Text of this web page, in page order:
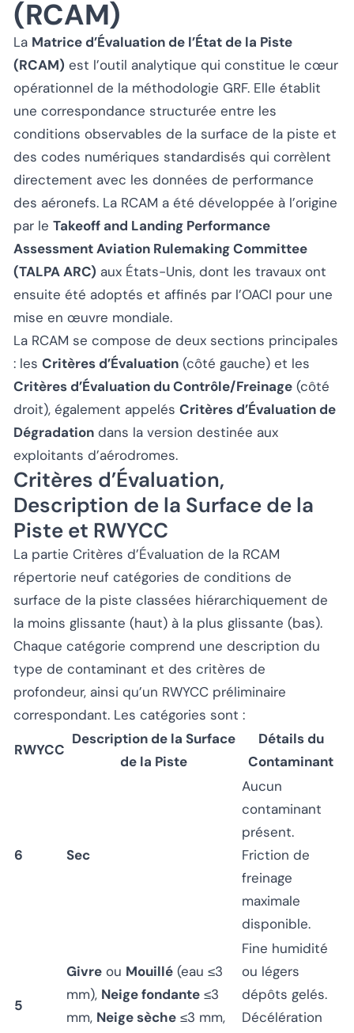
(RCAM)
La Matrice d’Évaluation de l’État de la Piste
(RCAM) est l’outil analytique qui constitue le cœur
opérationnel de la méthodologie GRF. Elle établit
une correspondance structurée entre les
conditions observables de la surface de la piste et
des codes numériques standardisés qui corrèlent
directement avec les données de performance
des aéronefs. La RCAM a été développée à l’origine
par le Takeoff and Landing Performance
Assessment Aviation Rulemaking Committee
(TALPA ARC) aux États-Unis, dont les travaux ont
ensuite été adoptés et affinés par l’OACI pour une
mise en œuvre mondiale.
La RCAM se compose de deux sections principales
: les Critères d’Évaluation (côté gauche) et les
Critères d’Évaluation du Contrôle/Freinage (côté
droit), également appelés Critères d’Évaluation de
Dégradation dans la version destinée aux
exploitants d’aérodromes.
Critères d’Évaluation,
Description de la Surface de la
Piste et RWYCC
La partie Critères d’Évaluation de la RCAM
répertorie neuf catégories de conditions de
surface de la piste classées hiérarchiquement de
la moins glissante (haut) à la plus glissante (bas).
Chaque catégorie comprend une description du
type de contaminant et des critères de
profondeur, ainsi qu’un RWYCC préliminaire
correspondant. Les catégories sont :
RWYCC
Description de la Surface
de la Piste
Détails du
Contaminant
6 Sec
Aucun
contaminant
présent.
Friction de
freinage
maximale
disponible.
5
Givre ou Mouillé (eau ≤3
mm), Neige fondante ≤3
mm, Neige sèche ≤3 mm,
Fine humidité
ou légers
dépôts gelés.
Décélération